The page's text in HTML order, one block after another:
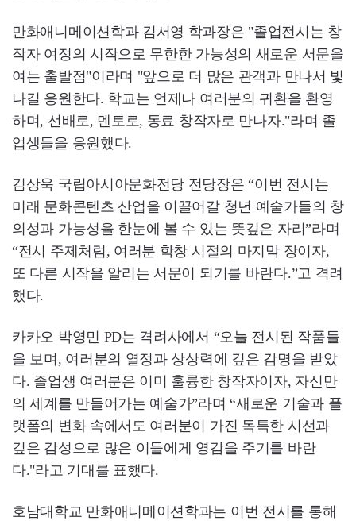
만화애니메이션학과 김서영 학과장은 "졸업전시는 창
작자 여정의 시작으로 무한한 가능성의 새로운 서문을
여는 출발점"이라며 "앞으로 더 많은 관객과 만나서 빛
나길 응원한다. 학교는 언제나 여러분의 귀환을 환영
하며, 선배로, 멘토로, 동료 창작자로 만나자."라며 졸
업생들을 응원했다.
김상욱 국립아시아문화전당 전당장은 “이번 전시는
미래 문화콘텐츠 산업을 이끌어갈 청년 예술가들의 창
의성과 가능성을 한눈에 볼 수 있는 뜻깊은 자리”라며
“전시 주제처럼, 여러분 학창 시절의 마지막 장이자,
또 다른 시작을 알리는 서문이 되기를 바란다.”고 격려
했다.
카카오 박영민 PD는 격려사에서 “오늘 전시된 작품들
을 보며, 여러분의 열정과 상상력에 깊은 감명을 받았
다. 졸업생 여러분은 이미 훌륭한 창작자이자, 자신만
의 세계를 만들어가는 예술가”라며 “새로운 기술과 플
랫폼의 변화 속에서도 여러분이 가진 독특한 시선과
깊은 감성으로 많은 이들에게 영감을 주기를 바란
다."라고 기대를 표했다.
호남대학교 만화애니메이션학과는 이번 전시를 통해